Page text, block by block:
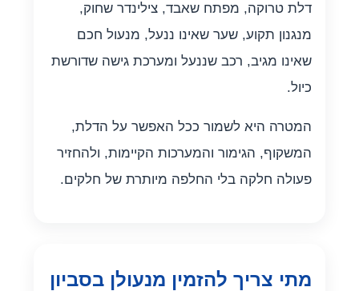
דלת טרוקה, מפתח שאבד, צילינדר שחוק,
מנגנון תקוע, שער שאינו ננעל, מנעול חכם
שאינו מגיב, רכב שננעל ומערכת גישה שדורשת
כיול.
המטרה היא לשמור ככל האפשר על הדלת,
המשקוף, הגימור והמערכות הקיימות, ולהחזיר
פעולה חלקה בלי החלפה מיותרת של חלקים.
מתי צריך להזמין מנעולן בסביון